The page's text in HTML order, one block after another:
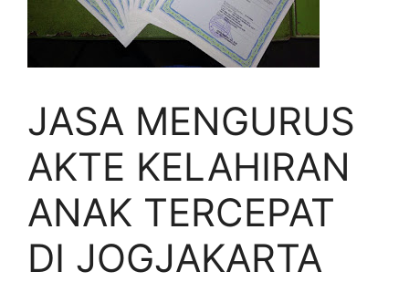
JASA MENGURUS
AKTE KELAHIRAN
ANAK TERCEPAT
DI JOGJAKARTA